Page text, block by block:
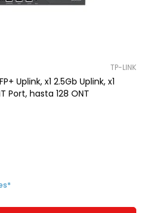
TP-LINK
Uplink, x1 2.5Gb Uplink, x1
Port, hasta 128 ONT